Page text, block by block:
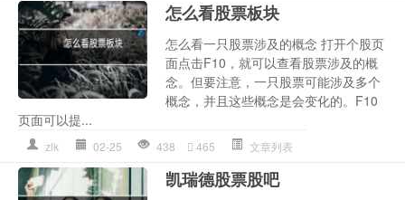
怎么看股票板块
怎么看一只股票涉及的概念 打开个股页
面点击F10，就可以查看股票涉及的概
念。但要注意，一只股票可能涉及多个
概念，并且这些概念是会变化的。F10
页面可以提...
zlk 02-25 438 465 文章列表
凯瑞德股票股吧